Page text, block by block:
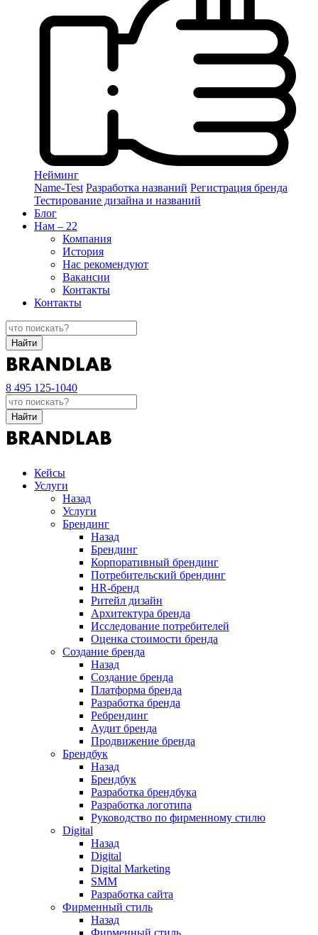
Нейминг
Name-Test Разработка названий Регистрация бренда
Тестирование дизайна и названий
Блог
Нам – 22
Компания
История
Нас рекомендуют
Вакансии
Контакты
Контакты
Найти
8 495 125-1040
Найти
Кейсы
Услуги
Назад
Услуги
Брендинг
Назад
Брендинг
Корпоративный брендинг
Потребительский брендинг
НR-бренд
Ритейл дизайн
Архитектура бренда
Исследование потребителей
Оценка стоимости бренда
Создание бренда
Назад
Создание бренда
Платформа бренда
Разработка бренда
Ребрендинг
Аудит бренда
Продвижение бренда
Брендбук
Назад
Брендбук
Разработка брендбука
Разработка логотипа
Руководство по фирменному стилю
Digital
Назад
Digital
Digital Marketing
SMM
Разработка сайта
Фирменный стиль
Назад